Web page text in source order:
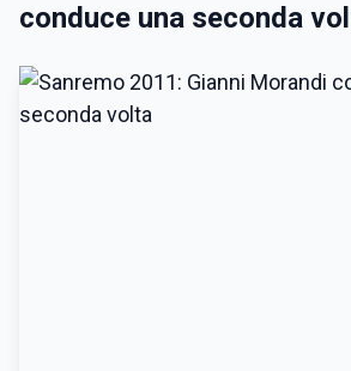
conduce una seconda